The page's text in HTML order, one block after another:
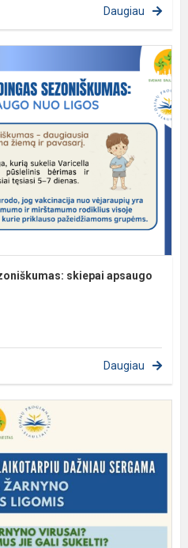
Daugiau
skiepai apsaugo
Daugiau